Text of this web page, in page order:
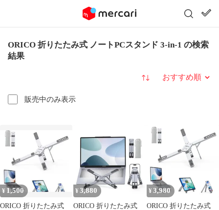
ORICO 折りたたみ式 ノートPCスタンド 3-in-1 の検索
結果
販売中のみ表示
並び替え
¥ 1,500
ORICO 折りたたみ式
¥ 3,880
ORICO 折りたたみ式
¥ 3,980
ORICO 折りたたみ式